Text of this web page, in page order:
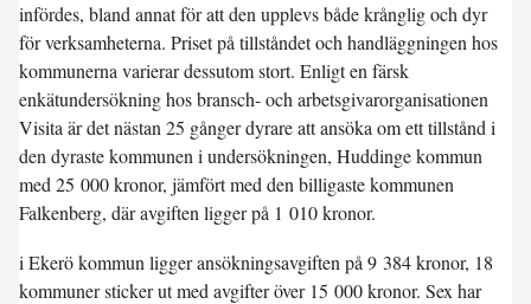
infördes, bland annat för att den upplevs både krånglig och dyr
för verksamheterna. Priset på tillståndet och handläggningen hos
kommunerna varierar dessutom stort. Enligt en färsk
enkätundersökning hos bransch- och arbetsgivarorganisationen
Visita är det nästan 25 gånger dyrare att ansöka om ett tillstånd i
den dyraste kommunen i undersökningen, Huddinge kommun
med 25 000 kronor, jämfört med den billigaste kommunen
Falkenberg, där avgiften ligger på 1 010 kronor.
i Ekerö kommun ligger ansökningsavgiften på 9 384 kronor, 18
kommuner sticker ut med avgifter över 15 000 kronor. Sex har